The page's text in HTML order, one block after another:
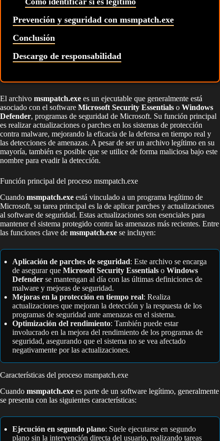
Cómo identificar si es legítimo
Prevención y seguridad con msmpatch.exe
Conclusión
Descargo de responsabilidad
El archivo msmpatch.exe es un ejecutable que generalmente está
asociado con el software Microsoft Security Essentials o Windows
Defender, programas de seguridad de Microsoft. Su función principal
es realizar actualizaciones o parches en los sistemas de protección
contra malware, mejorando la eficacia de la defensa en tiempo real y
las detecciones de amenazas. A pesar de ser un archivo legítimo en su
mayoría, también es posible que se utilice de forma maliciosa bajo este
nombre para evadir la detección.
Función principal del proceso msmpatch.exe
Cuando msmpatch.exe está vinculado a un programa legítimo de
Microsoft, su tarea principal es la de aplicar parches y actualizaciones
al software de seguridad. Estas actualizaciones son esenciales para
mantener el sistema protegido contra las amenazas más recientes. Entre
las funciones clave de msmpatch.exe se incluyen:
Aplicación de parches de seguridad: Este archivo se encarga
de asegurar que Microsoft Security Essentials o Windows
Defender se mantengan al día con las últimas definiciones de
malware y mejoras de seguridad.
Mejoras en la protección en tiempo real: Realiza
actualizaciones que mejoran la detección y la respuesta de los
programas de seguridad ante amenazas en el sistema.
Optimización del rendimiento: También puede estar
involucrado en la mejora del rendimiento de los programas de
seguridad, asegurando que el sistema no se vea afectado
negativamente por las actualizaciones.
Características del proceso msmpatch.exe
Cuando msmpatch.exe es parte de un software legítimo, generalmente
se presenta con las siguientes características:
Ejecución en segundo plano: Suele ejecutarse en segundo
plano sin la intervención directa del usuario, realizando tareas